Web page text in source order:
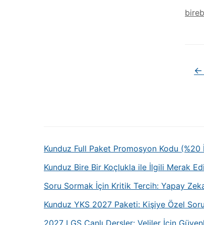
←
Kunduz Full Paket Promosyon Kodu
Kunduz Bire Bir Koçlukla ile İlgili Merak
Soru Sormak İçin Kritik Tercih: Yapay
Kunduz YKS 2027 Paketi: Kişiye Özel
2027 LGS Canlı Dersler: Veliler İçin